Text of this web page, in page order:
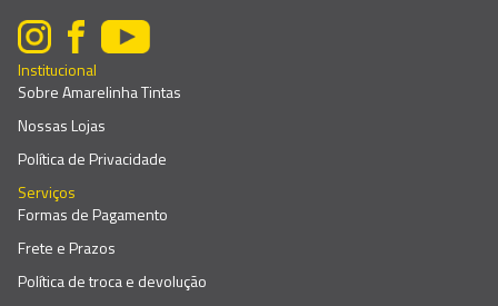
Institucional
Sobre Amarelinha Tintas
Nossas Lojas
Política de Privacidade
Serviços
Formas de Pagamento
Frete e Prazos
Política de troca e devolução